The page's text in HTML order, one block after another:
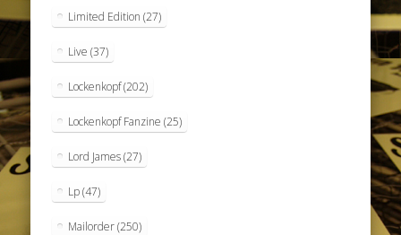
Limited Edition (27)
Live (37)
Lockenkopf(202)
Lockenkopf Fanzine (25)
Lord James(27)
Lp(47)
Mailorder(250)